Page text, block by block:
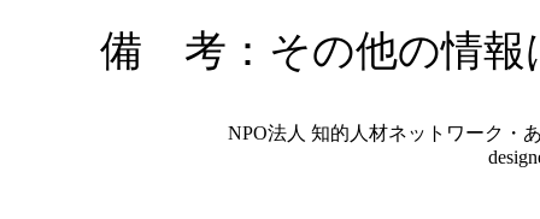
備 考：その他の情報
NPO法人 知的人材ネットワーク・